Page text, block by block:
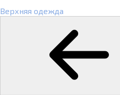
Верхняя одежда